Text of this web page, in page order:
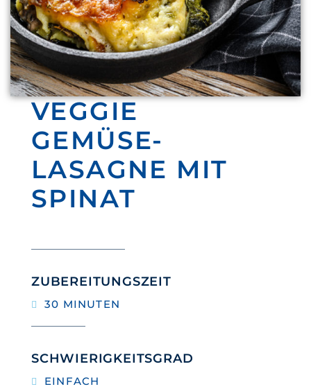
VEGGIE
GEMÜSE-
LASAGNE MIT
SPINAT
ZUBEREITUNGSZEIT
30 MINUTEN
SCHWIERIGKEITSGRAD
EINFACH